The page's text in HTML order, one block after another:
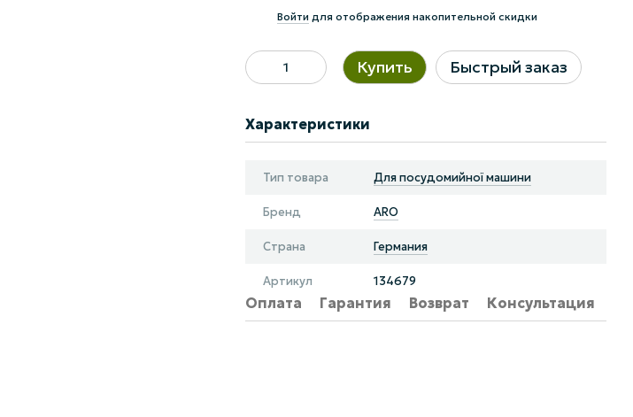
Войти для отображения накопительной скидки
Купить Быстрый заказ
Характеристики
Тип товара Для посудомийної машини
Бренд ARO
Страна Германия
Артикул 134679
Оплата Гарантия Возврат Консультация